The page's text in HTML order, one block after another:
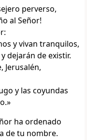
perverso,
al Señor!
y vivan tranquilos,
dejarán de existir.
Jerusalén,
y las coyundas
ha ordenado
de tu nombre.